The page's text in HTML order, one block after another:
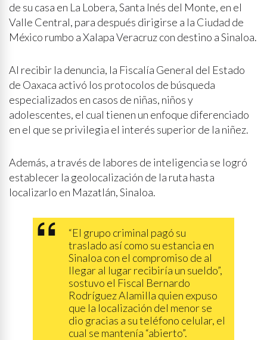
de su casa en La Lobera, Santa Inés del Monte, en el
Valle Central, para después dirigirse a la Ciudad de
México rumbo a Xalapa Veracruz con destino a Sinaloa.
Al recibir la denuncia, la Fiscalía General del Estado
de Oaxaca activó los protocolos de búsqueda
especializados en casos de niñas, niños y
adolescentes, el cual tienen un enfoque diferenciado
en el que se privilegia el interés superior de la niñez.
Además, a través de labores de inteligencia se logró
establecer la geolocalización de la ruta hasta
localizarlo en Mazatlán, Sinaloa.
“El grupo criminal pagó su
traslado así como su estancia en
Sinaloa con el compromiso de al
llegar al lugar recibiría un sueldo”,
sostuvo el Fiscal Bernardo
Rodríguez Alamilla quien expuso
que la localización del menor se
dio gracias a su teléfono celular, el
cual se mantenía “abierto”.